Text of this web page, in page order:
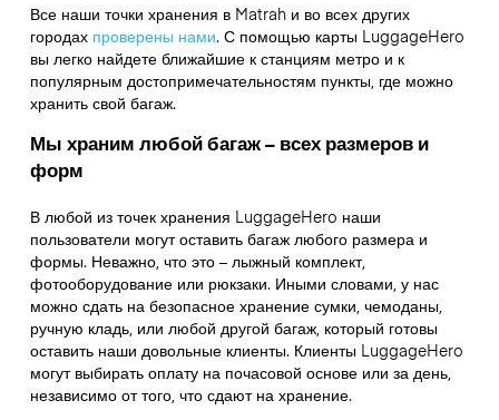
Все наши точки хранения в Matrah и во всех других
городах проверены нами. С помощью карты LuggageHero
вы легко найдете ближайшие к станциям метро и к
популярным достопримечательностям пункты, где можно
хранить свой багаж.
Мы храним любой багаж – всех размеров и
форм
В любой из точек хранения LuggageHero наши
пользователи могут оставить багаж любого размера и
формы. Неважно, что это – лыжный комплект,
фотооборудование или рюкзаки. Иными словами, у нас
можно сдать на безопасное хранение сумки, чемоданы,
ручную кладь, или любой другой багаж, который готовы
оставить наши довольные клиенты. Клиенты LuggageHero
могут выбирать оплату на почасовой основе или за день,
независимо от того, что сдают на хранение.